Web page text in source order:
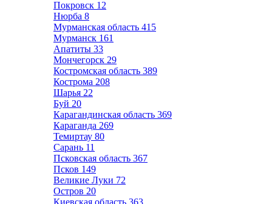
Покровск 12
Нюрба 8
Мурманская область 415
Мурманск 161
Апатиты 33
Мончегорск 29
Костромская область 389
Кострома 208
Шарья 22
Буй 20
Карагандинская область 369
Караганда 269
Темиртау 80
Сарань 11
Псковская область 367
Псков 149
Великие Луки 72
Остров 20
Киевская область 363